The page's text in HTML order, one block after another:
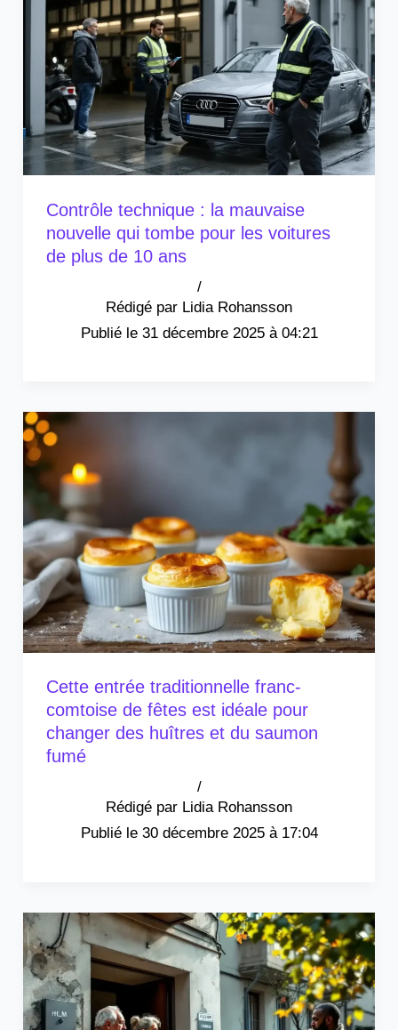
Contrôle technique : la mauvaise
nouvelle qui tombe pour les voitures
de plus de 10 ans
Lidia Rohansson
/
31 décembre 2025 à 04:21
Cette entrée traditionnelle franc-
comtoise de fêtes est idéale pour
changer des huîtres et du saumon
fumé
Lidia Rohansson
/
30 décembre 2025 à 17:04